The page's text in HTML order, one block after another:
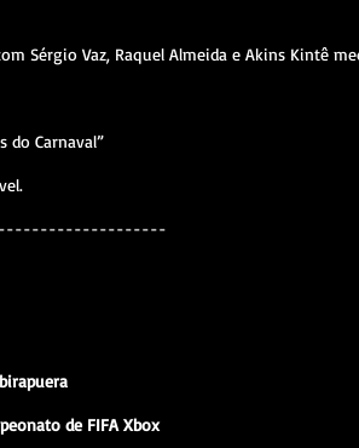
Sérgio Vaz, Raquel Almeida e Akins Kintê
do Carnaval”
de FIFA Xbox